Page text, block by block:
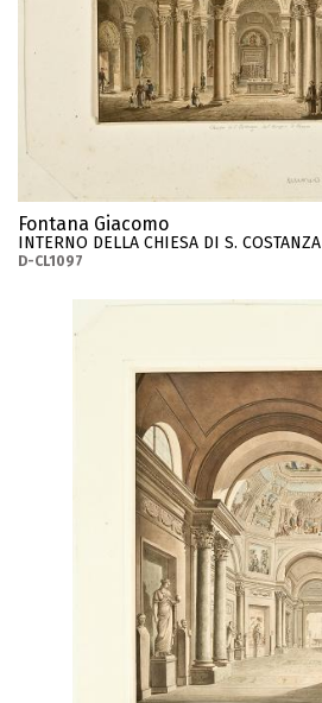
Fontana Giacomo
INTERNO DELLA CHIESA DI S. COSTANZA
D-CL1097